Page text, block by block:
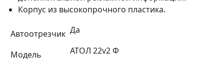
Корпус из высокопрочного пластика.
Автоотрезчик Да
Модель
АТОЛ 22v2 Ф